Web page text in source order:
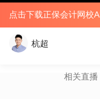
点击下载正保会计网校
杭超
相关直播